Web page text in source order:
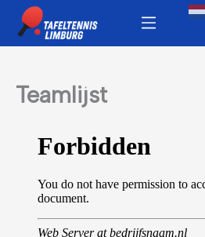
naar
de
Menu
Teamlijst